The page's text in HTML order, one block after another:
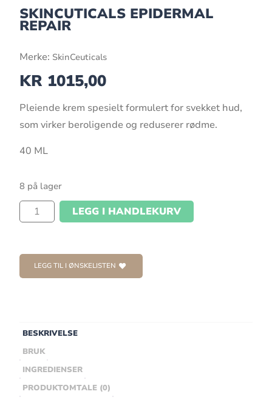
SKINCUTICALS EPIDERMAL
REPAIR
Merke: SkinCeuticals
KR 1015,00
Pleiende krem spesielt formulert for svekket hud,
som virker beroligende og reduserer rødme.
40 ML
8 på lager
LEGG I HANDLEKURV
LEGG TIL I ØNSKELISTEN
BESKRIVELSE
BRUK
INGREDIENSER
PRODUKTOMTALE (0)